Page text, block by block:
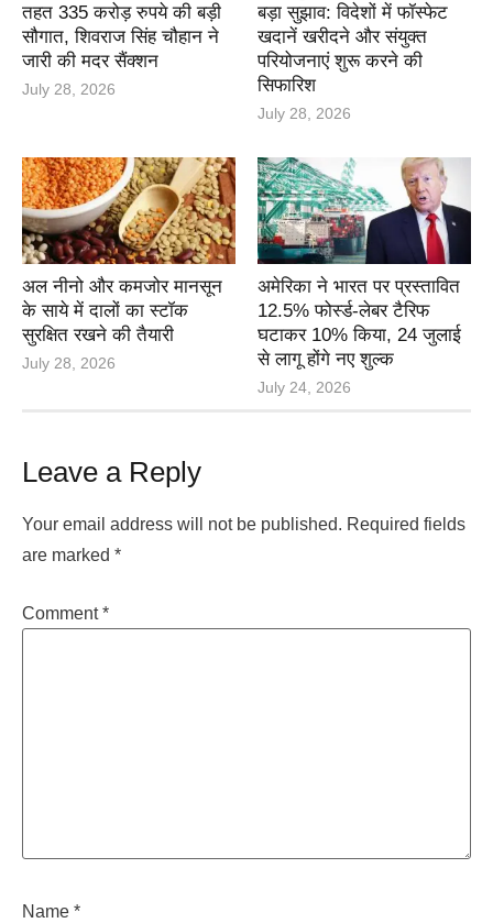
तहत 335 करोड़ रुपये की बड़ी
सौगात, शिवराज सिंह चौहान ने
जारी की मदर सैंक्शन
July 28, 2026
बड़ा सुझाव: विदेशों में फॉस्फेट
खदानें खरीदने और संयुक्त
परियोजनाएं शुरू करने की
सिफारिश
July 28, 2026
अल नीनो और कमजोर मानसून
के साये में दालों का स्टॉक
सुरक्षित रखने की तैयारी
July 28, 2026
अमेरिका ने भारत पर प्रस्तावित
12.5% फोर्स्ड-लेबर टैरिफ
घटाकर 10% किया, 24 जुलाई
से लागू होंगे नए शुल्क
July 24, 2026
Leave a Reply
Your email address will not be published. Required fields
are marked *
Comment*
Name *